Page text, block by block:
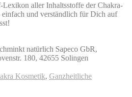
aller Inhaltsstoffe der Chakra-
und verständlich für Dich auf
natürlich Sapeco GbR,
180, 42655 Solingen
Kosmetik, Ganzheitliche